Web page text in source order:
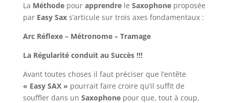
La Méthode pour apprendrele Saxophoneproposée
par Easy Saxs’articule sur trois axes fondamentaux :
Arc Réflexe – Métronome – Tramage
La Régularité conduit au Succès !!!
Avant toutes choses il faut préciser que l’entête
« Easy SAX » pourrait faire croire qu’il suffit de
souffler dans un Saxophonepour que, tout à coup,